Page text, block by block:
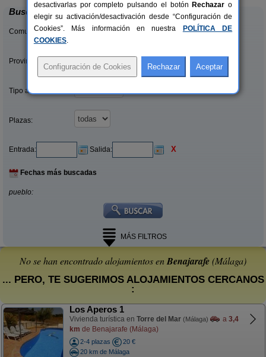
Buscar
Comunidades:
Provincias/Islas:
Tipo alquiler:
Plazas:
Entrada: Salida: X
Fechas más buscadas
pueblo:
MÁS FILTROS
No se han encontrado alojamientos enBenajarafe(Málaga)
... PERO, TE SUGERIMOS ALOJAMIENTOS CERCANOS
:
Los Aperos 1
Vivienda turística en Torre del Mar (Málaga) a 3,4
km de Benajarafe (Málaga)
2-4 plazas
20 €
20 km de Málaga
desactivarlas por completo pulsando el botón Rechazar o
elegir su activación/desactivación desde “Configuración de
Cookies”. Más información en nuestra
POLÍTICA DE
COOKIES.